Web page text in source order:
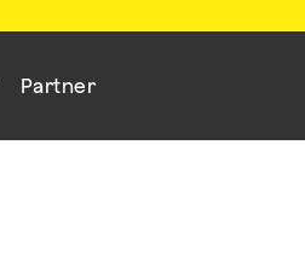
Partner